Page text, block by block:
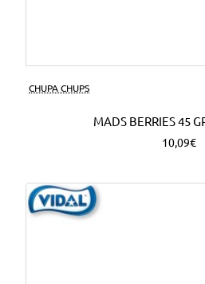
CHUPA CHUPS
MADS BERRIES 45
10,09€